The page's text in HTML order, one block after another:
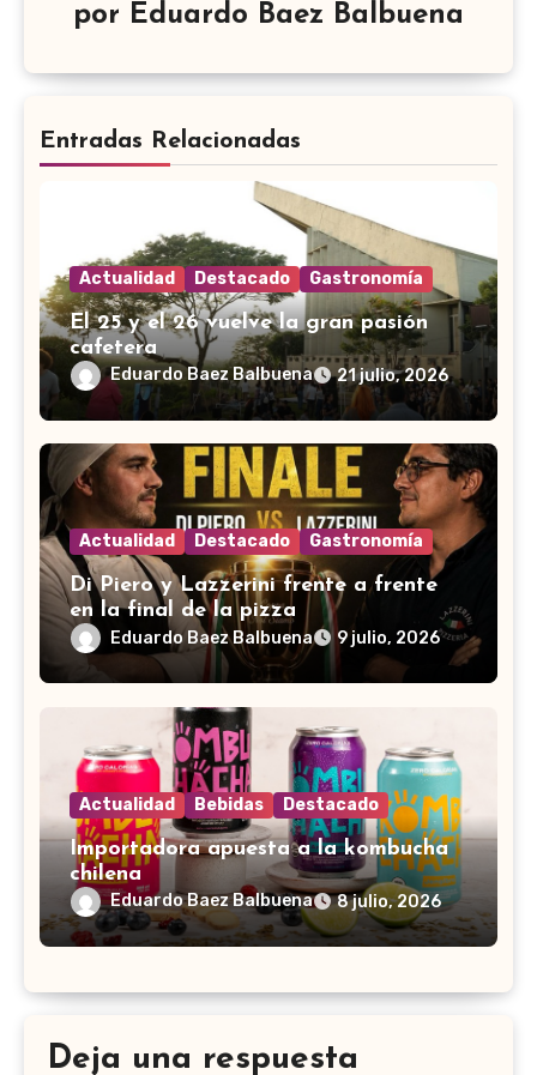
por Eduardo Baez Balbuena
Entradas Relacionadas
Actualidad Destacado Gastronomía
El 25 y el 26 vuelve la gran pasión
cafetera
Eduardo Baez Balbuena 21 julio, 2026
Actualidad Destacado Gastronomía
Di Piero y Lazzerini frente a frente
en la final de la pizza
Eduardo Baez Balbuena 9 julio, 2026
Actualidad Bebidas Destacado
Importadora apuesta a la kombucha
chilena
Eduardo Baez Balbuena 8 julio, 2026
Deja una respuesta